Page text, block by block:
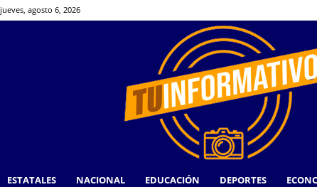
jueves, agosto 6, 2026
ESTATALES NACIONAL EDUCACIÓN DEPORTES